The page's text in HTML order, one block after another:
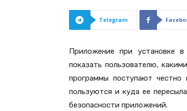
Telegram
Приложение при установке
показать пользователю,
программы поступают
пользуются и куда ее
безопасности приложений.